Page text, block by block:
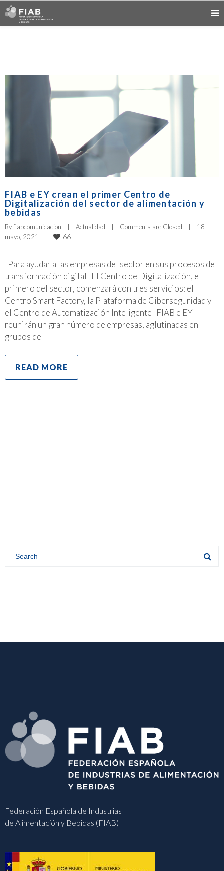
FIAB e EY crean el primer Centro de
Digitalización del sector de alimentación y
bebidas
By fiabcomunicacion Actualidad Comments are Closed
18
mayo, 2021
66
Para ayudar a las empresas del sector en sus procesos de
transformación digital El Centro de Digitalización, el
primero del sector, comenzará con tres servicios: el
Centro Smart Factory, la Plataforma de Ciberseguridad y
el Centro de Automatización Inteligente FIAB e EY
reunirán un gran número de empresas, aglutinadas en
grupos de
READ MORE
Federación Española de Industrias
de Alimentación y Bebidas (FIAB)